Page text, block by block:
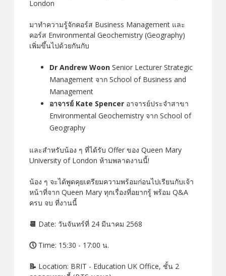
London
มาทำความรู้จักคอร์ส Business Management และ
คอร์ส Environmental Geochemistry (Geography)
เพิ่มขึ้นไปด้วยกันกับ
Dr Andrew Woon Senior Lecturer Strategic
Management จาก School of Business and
Management
อาจารย์ Kate Spencer อาจารย์ประจำสาขา
Environmental Geochemistry จาก School of
Geography
และสำหรับน้อง ๆ ที่ได้รับ Offer ของ Queen Mary
University of London ห้ามพลาดงานนี้!
น้อง ๆ จะได้พูดคุยเตรียมความพร้อมก่อนไปเรียนกับเจ้า
หน้าที่จาก Queen Mary ทุกเรื่องที่อยากรู้ พร้อม Q&A
ครบ จบ ที่งานนี้
📆 Date: วันจันทร์ที่ 24 มีนาคม 2568
🕔 Time: 15:30 - 17:00 น.
📝 Location: BRIT - Education UK Office, ชั้น 2